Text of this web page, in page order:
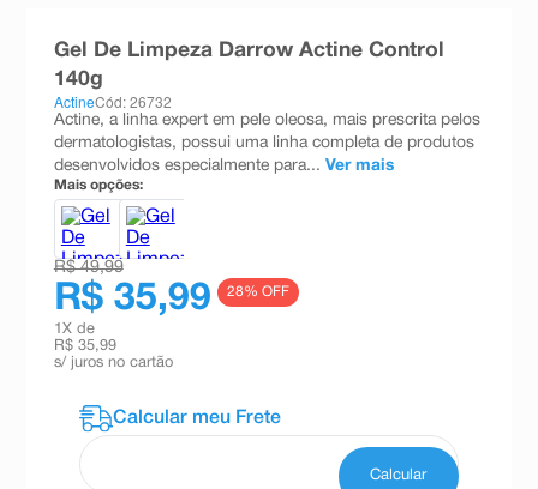
esmalte
10ºabsorvente
Gel De Limpeza Darrow Actine Control
140g
ActineCód: 26732
Actine, a linha expert em pele oleosa, mais prescrita pelos
dermatologistas, possui uma linha completa de produtos
desenvolvidos especialmente para... Ver mais
Mais opções:
R$ 49,99
R$ 35,99 28% OFF
1 X de
R$ 35,99
s/ juros no cartão